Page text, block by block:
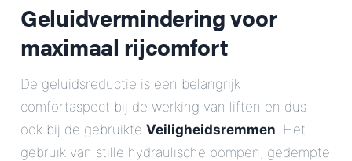
Geluidvermindering voor
maximaal rijcomfort
De geluidsreductie is een belangrijk
comfortaspect bij de werking van liften en dus
ook bij de gebruikte Veiligheidsremmen. Het
gebruik van stille hydraulische pompen, gedempte